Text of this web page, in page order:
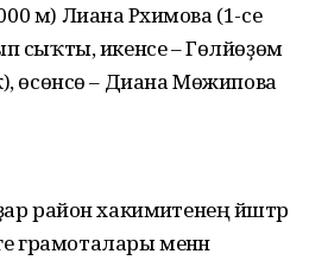
м) Лиана Рәхимова (1-се
сыҡты, икенсе – Гөлйөҙөм
өсөнсө – Диана Мөжипова
район хакимиәтенең йәштәр
грамоталары менән